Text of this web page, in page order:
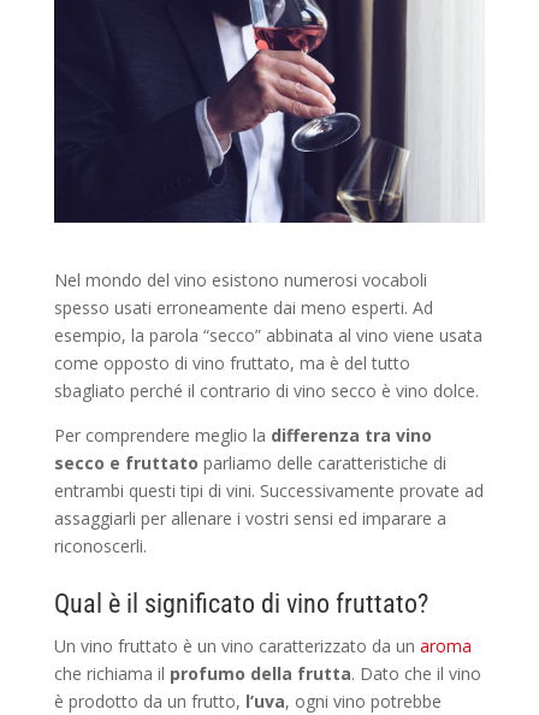
Nel mondo del vino esistono numerosi vocaboli
spesso usati erroneamente dai meno esperti. Ad
esempio, la parola “secco” abbinata al vino viene usata
come opposto di vino fruttato, ma è del tutto
sbagliato perché il contrario di vino secco è vino dolce.
Per comprendere meglio la differenza tra vino
secco e fruttato parliamo delle caratteristiche di
entrambi questi tipi di vini. Successivamente provate ad
assaggiarli per allenare i vostri sensi ed imparare a
riconoscerli.
Qual è il significato di vino fruttato?
Un vino fruttato è un vino caratterizzato da un aroma
che richiama il profumo della frutta. Dato che il vino
è prodotto da un frutto, l’uva, ogni vino potrebbe